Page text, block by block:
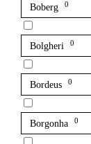
Boberg 0
Bolgheri 0
Bordeus 0
Borgonha 0